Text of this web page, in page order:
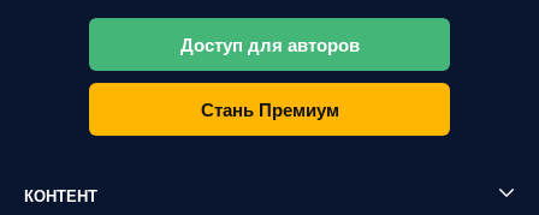
Доступ для авторов
Стань Премиум
КОНТЕНТ